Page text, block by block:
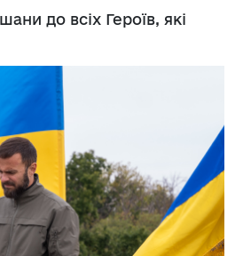
до всіх Героїв, які